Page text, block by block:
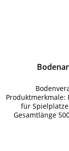
Produktmerkmale:
für
Gesamtlänge